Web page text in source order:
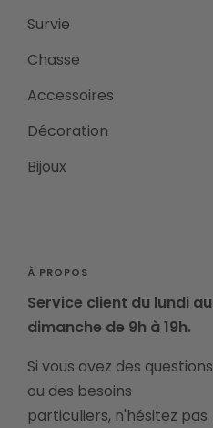
Survie
Chasse
Accessoires
Décoration
Bijoux
À PROPOS
Service client du lundi au
dimanche de 9h à 19h.
Si vous avez des questions
ou des besoins
particuliers, n'hésitez pas